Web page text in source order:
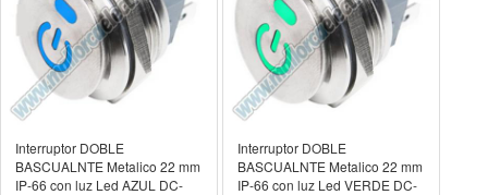
Interruptor DOBLE
BASCUALNTE Metalico 22 mm
IP-66 con luz Led AZUL DC-
Interruptor DOBLE
BASCUALNTE Metalico 22 mm
IP-66 con luz Led VERDE DC-